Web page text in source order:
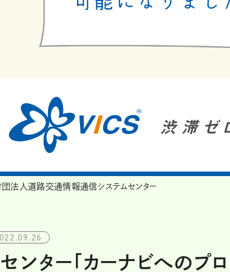
団法人道路交通情報通信システムセンター
ンター「カーナビへのプ